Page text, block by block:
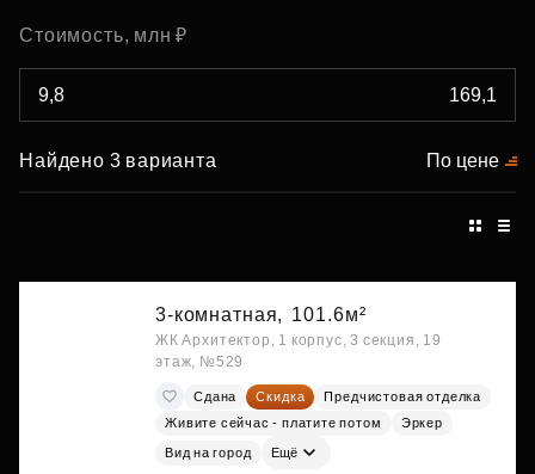
Стоимость, млн ₽
Найдено 3 варианта По цене
3-комнатная, 101.6м²
ЖК Архитектор, 1 корпус, 3 секция, 19
этаж, №529
Сдана Скидка
Предчистовая отделка
Живите сейчас - платите потом
Эркер
Вид на город Ещё